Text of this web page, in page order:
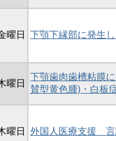
曜日 下顎下縁部に発生
曜日
下顎歯肉歯槽粘膜
賛型黄色腫)・白板
曜日 外国人医療支援 言